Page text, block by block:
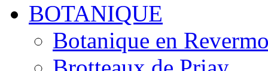
BOTANIQUE
Botanique en